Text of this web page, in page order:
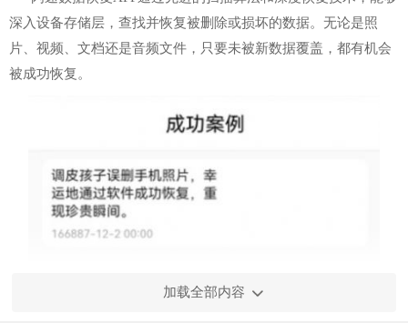
深入设备存储层，查找并恢复被删除或损坏的数据。无论是照
片、视频、文档还是音频文件，只要未被新数据覆盖，都有机会
被成功恢复。
加载全部内容